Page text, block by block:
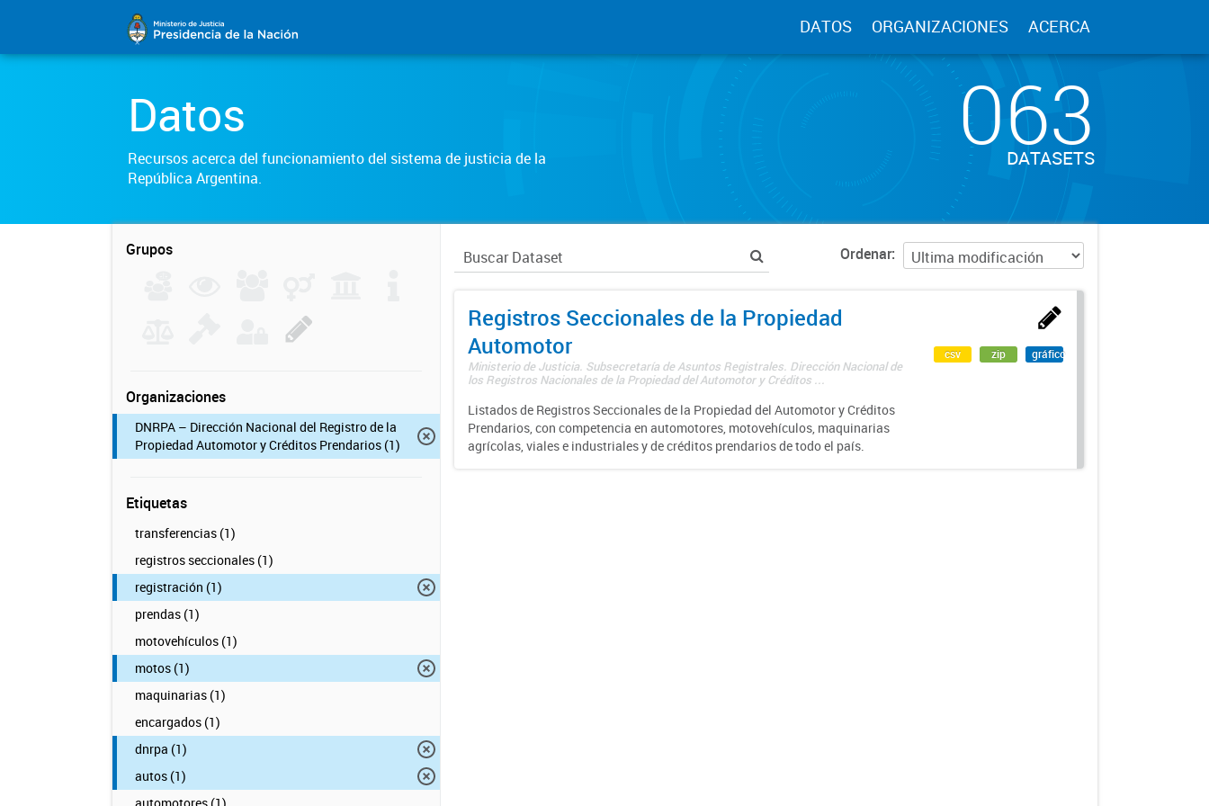
DATOS ORGANIZACIONES ACERCA
Datos
Recursos acerca del funcionamiento del sistema de justicia de la
República Argentina.
063
DATASETS
Grupos
Organizaciones
DNRPA – Dirección Nacional del Registro de la
Propiedad Automotor y Créditos Prendarios (1)
Etiquetas
transferencias (1)
registros seccionales (1)
registración (1)
prendas (1)
motovehículos (1)
motos (1)
maquinarias (1)
encargados (1)
dnrpa (1)
autos (1)
Ordenar
Registros Seccionales de la Propiedad
Automotor
Ministerio de Justicia. Subsecretaría de Asuntos Registrales. Dirección Nacional de
los Registros Nacionales de la Propiedad del Automotor y Créditos ...
Listados de Registros Seccionales de la Propiedad del Automotor y Créditos
Prendarios, con competencia en automotores, motovehículos, maquinarias
agrícolas, viales e industriales y de créditos prendarios de todo el país.
csv zip gráfico